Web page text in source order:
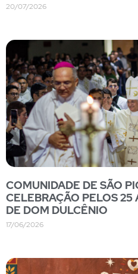
20/07/2026
COMUNIDADE DE SÃO
CELEBRAÇÃO PELOS 25
DE DOM DULCÊNIO
17/06/2026